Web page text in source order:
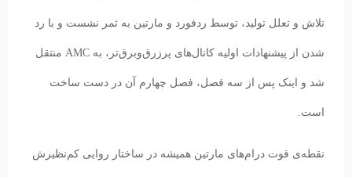
تلاش و تعلل تولید، توسط ردفورد و مارتین به ثمر نشست و با رد
شدن از پیشنهادات اولیه کانال‌های پرزرق‌وبرق‌تر، به AMC منتقل
شد و اینک پس از سه فصل، فصل چهارم آن در دست ساخت
است.
نقطه‌ی قوت درام‌های مارتین همیشه در ساختار روایی کم‌نظیرش